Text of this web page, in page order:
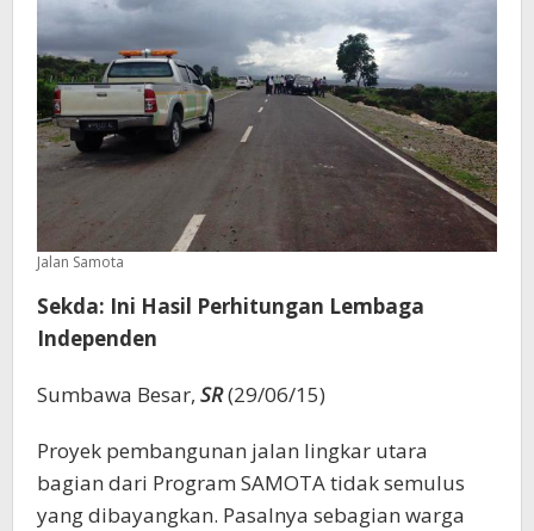
Jalan Samota
Sekda: Ini Hasil Perhitungan Lembaga
Independen
Sumbawa Besar, SR(29/06/15)
Proyek pembangunan jalan lingkar utara
bagian dari Program SAMOTA tidak semulus
yang dibayangkan. Pasalnya sebagian warga